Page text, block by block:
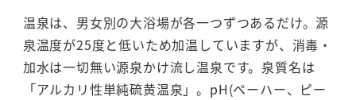
温泉は、男女別の大浴場が各一つずつあるだけ。源
泉温度が25度と低いため加温していますが、消毒・
加水は一切無い源泉かけ流し温泉です。泉質名は
「アルカリ性単純硫黄温泉」。pH(ペーハー、ピー